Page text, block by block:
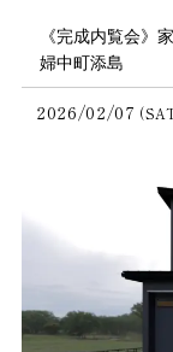
《完成内覧会》
婦中町添島
2026/02/07